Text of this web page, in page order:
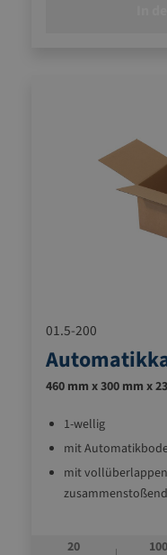
01.5-200
460 mm x 300 mm x
1-wellig
mit
mit
20 100